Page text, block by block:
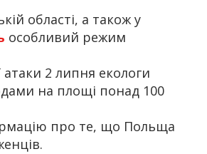
області, а також у
особливий режим
атаки 2 липня екологи
на площі понад 100
про те, що Польща